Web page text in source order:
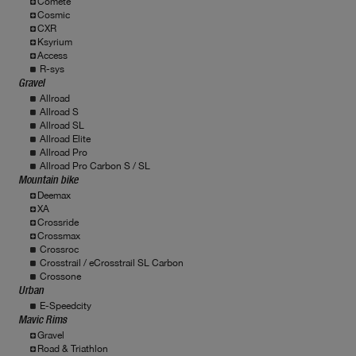
Cosmic
CXR
Ksyrium
Access
R-sys
Gravel
Allroad
Allroad S
Allroad SL
Allroad Elite
Allroad Pro
Allroad Pro Carbon S / SL
Mountain bike
Deemax
XA
Crossride
Crossmax
Crossroc
Crosstrail / eCrosstrail SL Carbon
Crossone
Urban
E-Speedcity
Mavic Rims
Gravel
Road & Triathlon